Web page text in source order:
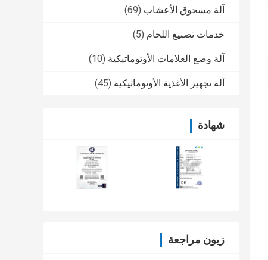
آلة مسحوق الأعشاب (69)
خدمات تصنيع اللحام (5)
آلة وضع العلامات الأوتوماتيكية (10)
آلة تجهيز الأغذية الأوتوماتيكية (45)
شهادة
زبون مراجعة